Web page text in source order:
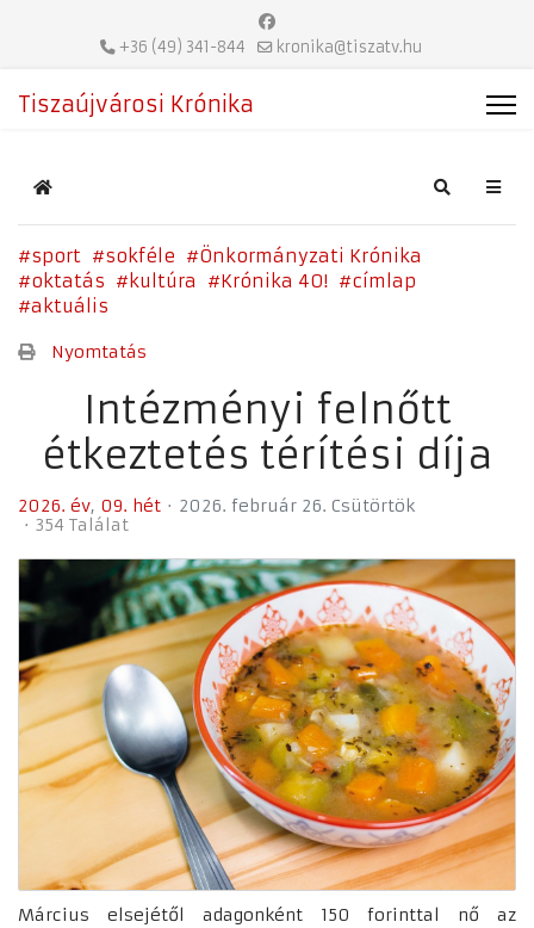
+36 (49) 341-844 kronika@tiszatv.hu
Tiszaújvárosi Krónika
Home Search
sport sokféle
Önkormányzati Krónika
oktatás
kultúra Krónika 40!
címlap
aktuális
Nyomtatás
Intézményi felnőtt
étkeztetés térítési díja
2026. év 09. hét
2026. február 26. Csütörtök
354 Találat
Március elsejétől adagonként 150 forinttal nő az